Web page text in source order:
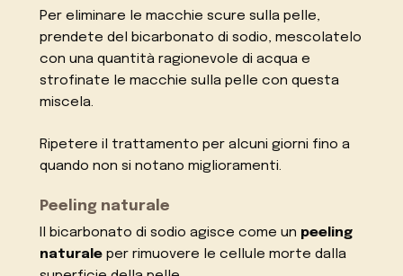
Per eliminare le macchie scure sulla pelle,
prendete del bicarbonato di sodio, mescolatelo
con una quantità ragionevole di acqua e
strofinate le macchie sulla pelle con questa
miscela.
Ripetere il trattamento per alcuni giorni fino a
quando non si notano miglioramenti.
Peeling naturale
Il bicarbonato di sodio agisce come un peeling
naturale per rimuovere le cellule morte dalla